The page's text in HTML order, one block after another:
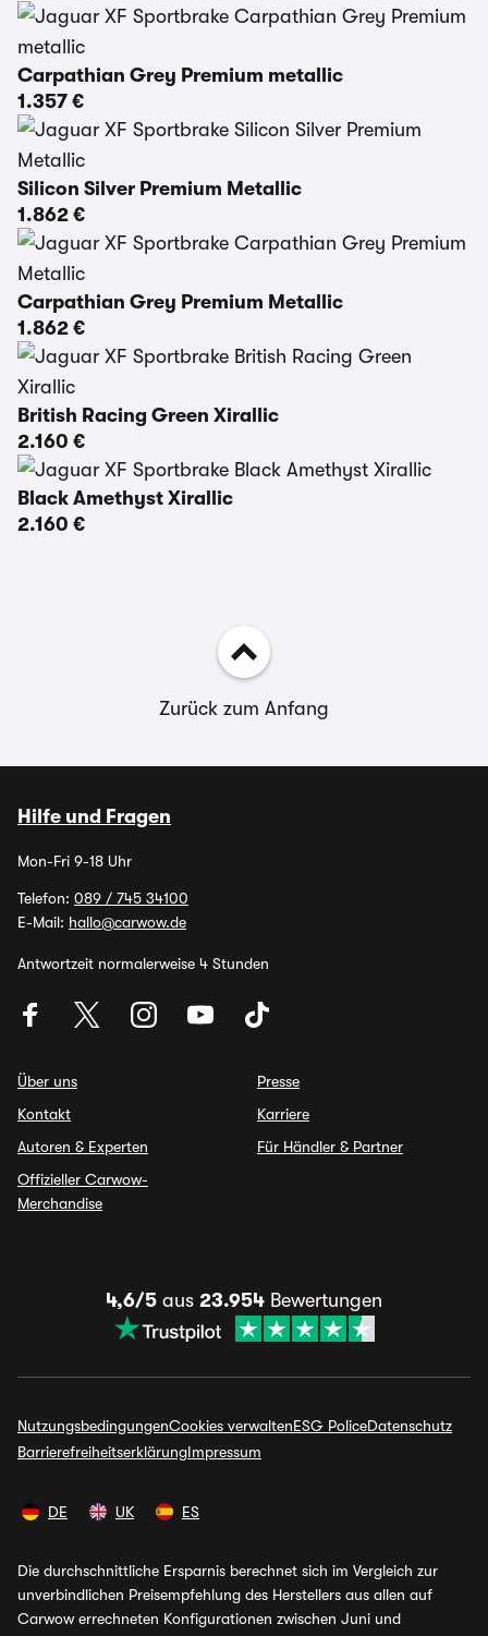
Carpathian Grey Premium metallic
1.357 €
Silicon Silver Premium Metallic
1.862 €
Carpathian Grey Premium Metallic
1.862 €
British Racing Green Xirallic
2.160 €
Black Amethyst Xirallic
2.160 €
Zurück zum Anfang
Hilfe und Fragen
Mon-Fri 9-18 Uhr
Telefon: 089 / 745 34100
E-Mail: hallo@carwow.de
Antwortzeit normalerweise 4 Stunden
Über uns
Kontakt
Autoren & Experten
Offizieller Carwow-
Merchandise
Presse
Karriere
Für Händler & Partner
4,6/5 aus 23.954 Bewertungen
NutzungsbedingungenCookies verwaltenESG PoliceDatenschutz
BarrierefreiheitserklärungImpressum
DE UK ES
Die durchschnittliche Ersparnis berechnet sich im Vergleich zur
unverbindlichen Preisempfehlung des Herstellers aus allen auf
Carwow errechneten Konfigurationen zwischen Juni und